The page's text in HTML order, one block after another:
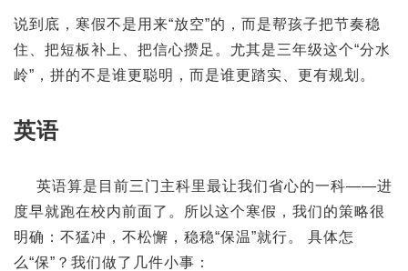
说到底，寒假不是用来“放空”的，而是帮孩子把节奏稳
住、把短板补上、把信心攒足。尤其是三年级这个“分水
岭”，拼的不是谁更聪明，而是谁更踏实、更有规划。
英语
英语算是目前三门主科里最让我们省心的一科——进
度早就跑在校内前面了。所以这个寒假，我们的策略很
明确：不猛冲，不松懈，稳稳“保温”就行。 具体怎
么“保”？我们做了几件小事：